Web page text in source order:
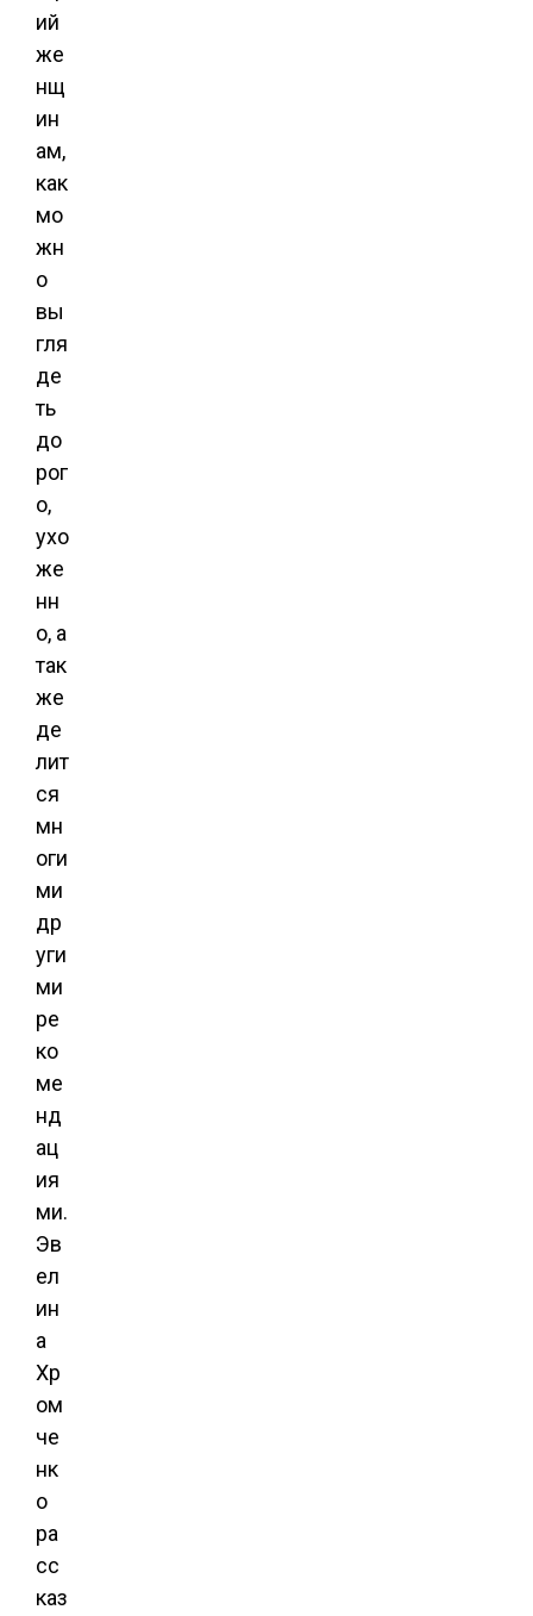
ий
же
нщ
ин
ам,
как
мо
жн
о
вы
гля
де
ть
до
рог
о,
ухо
же
нн
о, а
так
же
де
лит
ся
мн
оги
ми
др
уги
ми
ре
ко
ме
нд
ац
ия
ми.
Эв
ел
ин
а
Хр
ом
че
нк
о
ра
сс
каз